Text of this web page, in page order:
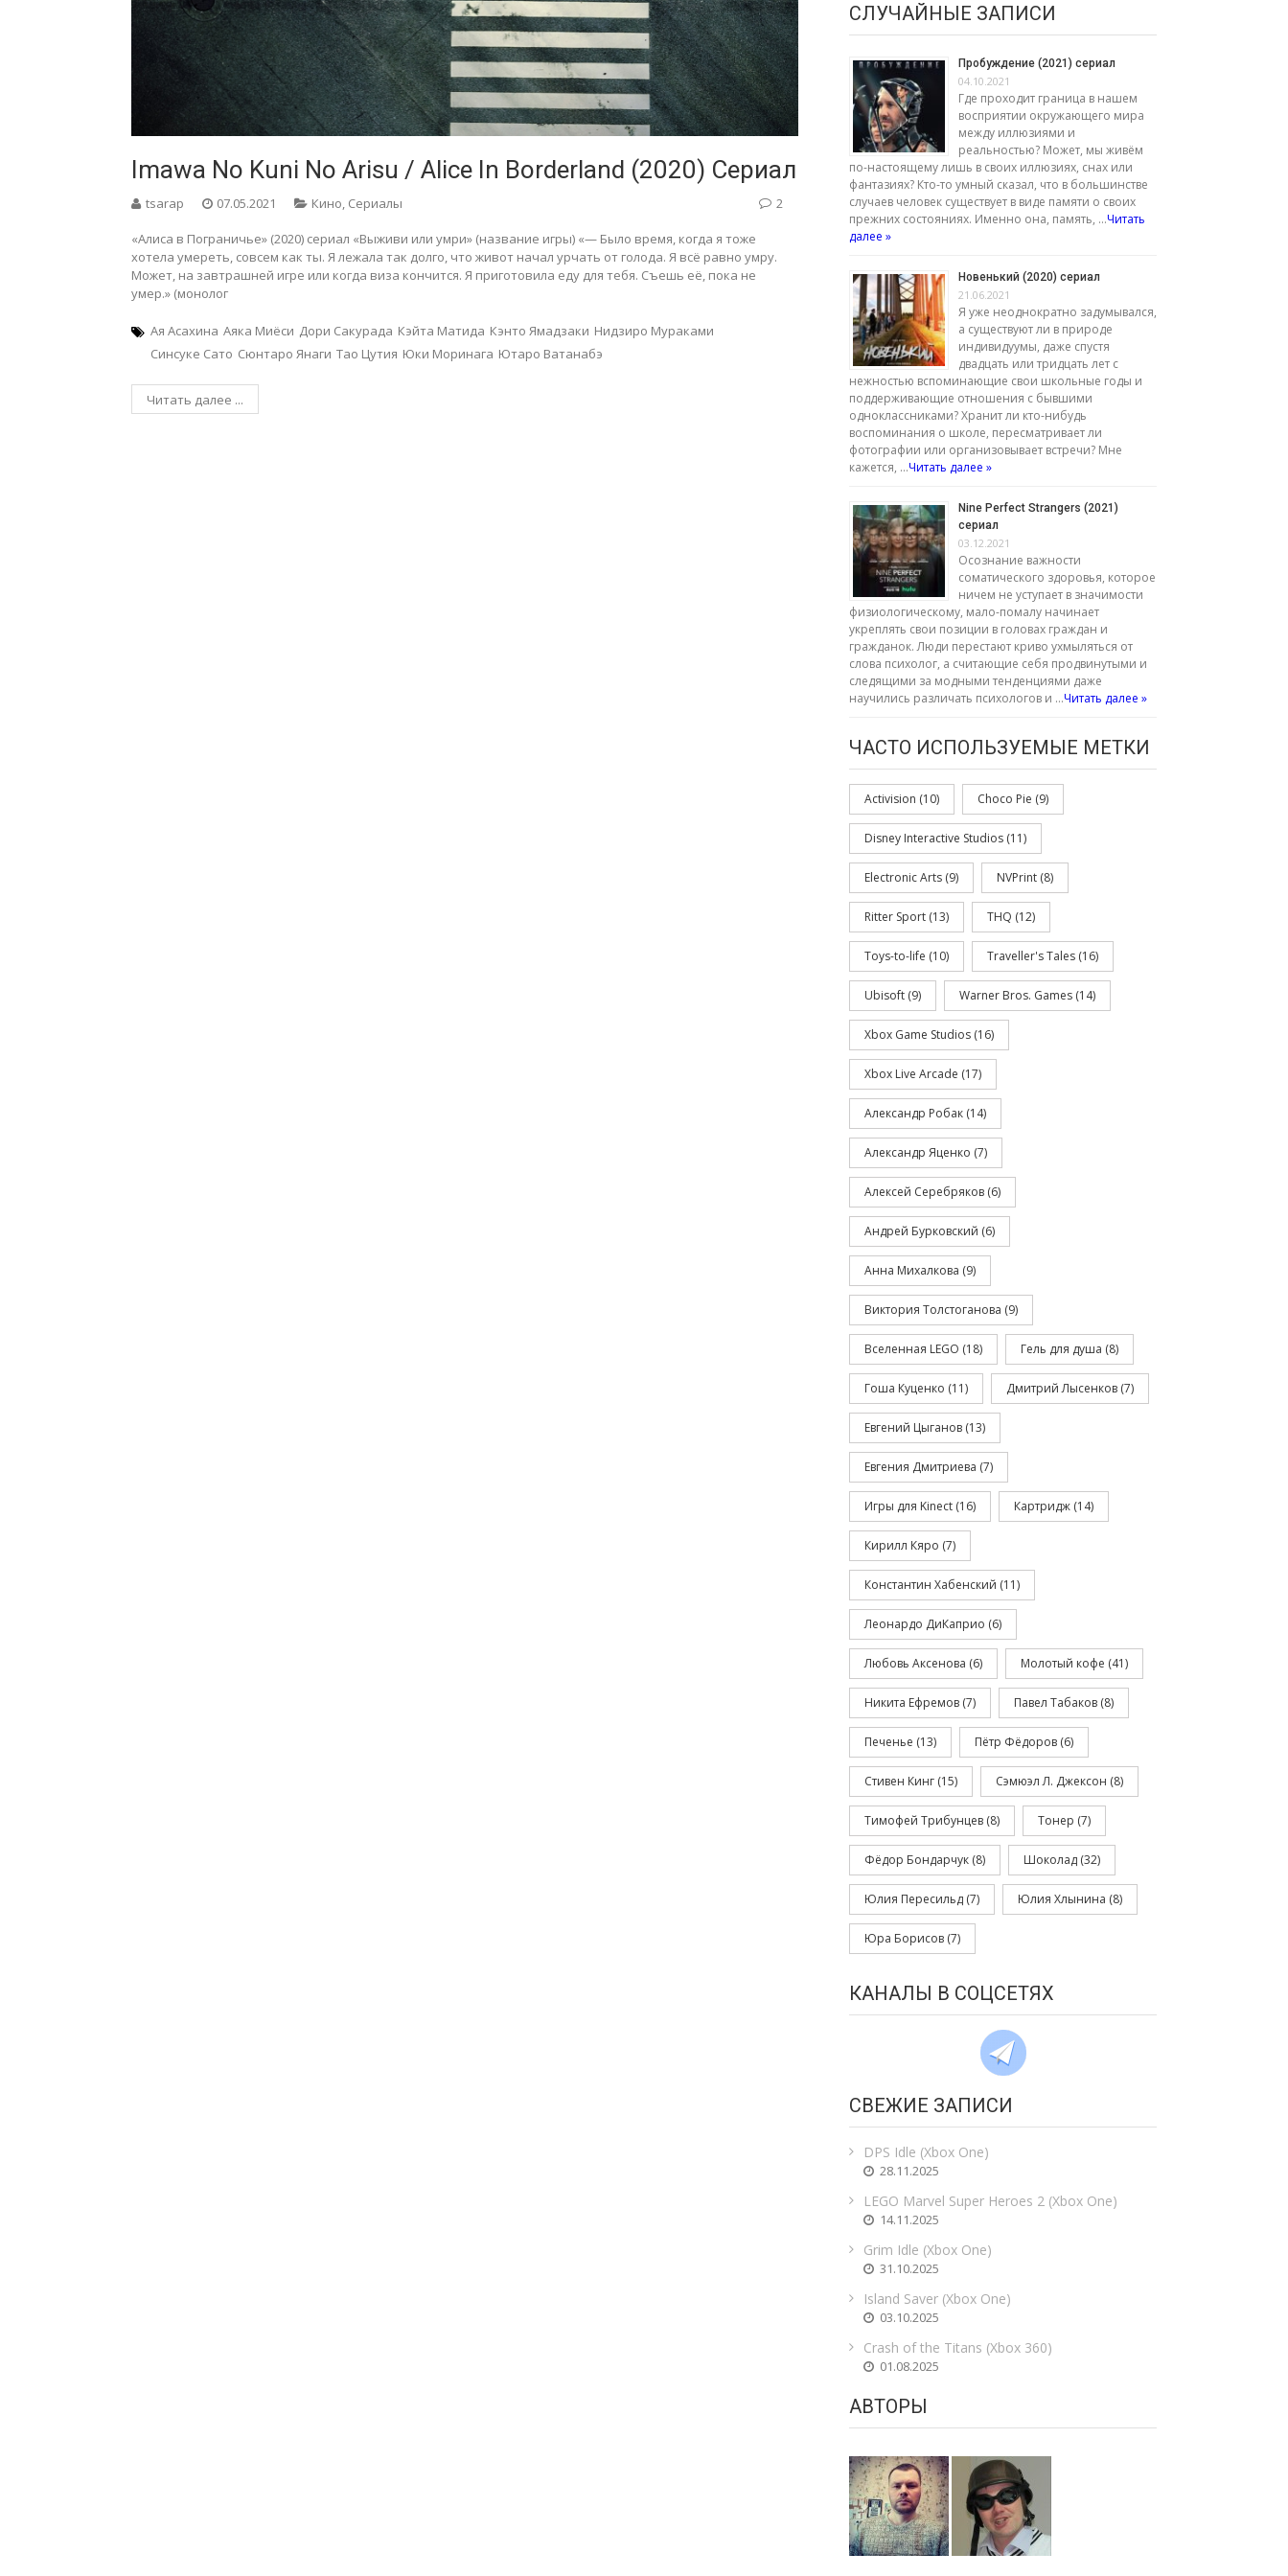
Imawa No Kuni No Arisu / Alice In Borderland (2020) Сериал
tsarap 07.05.2021 Кино Сериалы 2
«Алиса в Пограничье» (2020) сериал «Выживи или умри» (название игры) «— Было время, когда я тоже
хотела умереть, совсем как ты. Я лежала так долго, что живот начал урчать от голода. Я всё равно умру.
Может, на завтрашней игре или когда виза кончится. Я приготовила еду для тебя. Съешь её, пока не
умер.» (монолог
Ая Асахина Аяка Миёси Дори Сакурада Кэйта Матида Кэнто Ямадзаки Нидзиро Мураками
Синсуке Сато Сюнтаро Янаги Тао Цутия Юки Моринага Ютаро Ватанабэ
Читать далее ...
СЛУЧАЙНЫЕ ЗАПИСИ
Пробуждение (2021) сериал
04.10.2021
Где проходит граница в нашем
восприятии окружающего мира
между иллюзиями и
реальностью? Может, мы живём
по-настоящему лишь в своих иллюзиях, снах или
фантазиях? Кто-то умный сказал, что в большинстве
случаев человек существует в виде памяти о своих
прежних состояниях. Именно она, память, …Читать
далее »
Новенький (2020) сериал
21.06.2021
Я уже неоднократно задумывался,
а существуют ли в природе
индивидуумы, даже спустя
двадцать или тридцать лет с
нежностью вспоминающие свои школьные годы и
поддерживающие отношения с бывшими
одноклассниками? Хранит ли кто-нибудь
воспоминания о школе, пересматривает ли
фотографии или организовывает встречи? Мне
кажется, …Читать далее »
Nine Perfect Strangers (2021)
сериал
03.12.2021
Осознание важности
соматического здоровья, которое
ничем не уступает в значимости
физиологическому, мало-помалу начинает
укреплять свои позиции в головах граждан и
гражданок. Люди перестают криво ухмыляться от
слова психолог, а считающие себя продвинутыми и
следящими за модными тенденциями даже
научились различать психологов и …Читать далее »
ЧАСТО ИСПОЛЬЗУЕМЫЕ МЕТКИ
Activision (10) Choco Pie (9)
Disney Interactive Studios (11)
Electronic Arts (9) NVPrint (8)
Ritter Sport (13) THQ (12)
Toys-to-life (10) Traveller's Tales (16)
Ubisoft (9) Warner Bros. Games (14)
Xbox Game Studios (16)
Xbox Live Arcade (17)
Александр Робак (14)
Александр Яценко (7)
Алексей Серебряков (6)
Андрей Бурковский (6)
Анна Михалкова (9)
Виктория Толстоганова (9)
Вселенная LEGO (18) Гель для душа (8)
Гоша Куценко (11) Дмитрий Лысенков (7)
Евгений Цыганов (13)
Евгения Дмитриева (7)
Игры для Kinect (16) Картридж (14)
Кирилл Кяро (7)
Константин Хабенский (11)
Леонардо ДиКаприо (6)
Любовь Аксенова (6) Молотый кофе (41)
Никита Ефремов (7) Павел Табаков (8)
Печенье (13) Пётр Фёдоров (6)
Стивен Кинг (15) Сэмюэл Л. Джексон (8)
Тимофей Трибунцев (8) Тонер (7)
Фёдор Бондарчук (8) Шоколад (32)
Юлия Пересильд (7) Юлия Хлынина (8)
Юра Борисов (7)
КАНАЛЫ В СОЦСЕТЯХ
СВЕЖИЕ ЗАПИСИ
DPS Idle (Xbox One)
28.11.2025
LEGO Marvel Super Heroes 2 (Xbox One)
14.11.2025
Grim Idle (Xbox One)
31.10.2025
Island Saver (Xbox One)
03.10.2025
Crash of the Titans (Xbox 360)
01.08.2025
АВТОРЫ